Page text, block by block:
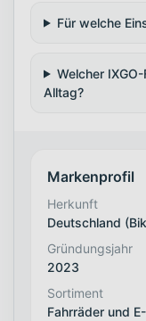
Für welche
Welcher
Alltag?
Markenprofil
Herkunft
Deutschland
Gründungsjahr
2023
Sortiment
Fahrräder und